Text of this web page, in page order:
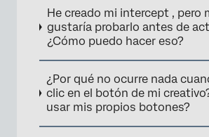
He creado mi intercept , pero
gustaría probarlo antes de
¿Cómo puedo hacer eso?
¿Por qué no ocurre nada
clic en el botón de mi
usar mis propios botones?